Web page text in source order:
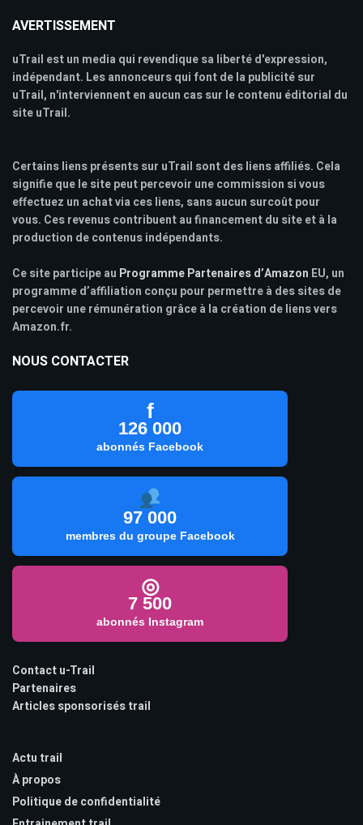
AVERTISSEMENT
uTrail est un media qui revendique sa liberté d'expression,
indépendant. Les annonceurs qui font de la publicité sur
uTrail, n'interviennent en aucun cas sur le contenu éditorial du
site uTrail.
Certains liens présents sur uTrail sont des liens affiliés. Cela
signifie que le site peut percevoir une commission si vous
effectuez un achat via ces liens, sans aucun surcoût pour
vous. Ces revenus contribuent au financement du site et à la
production de contenus indépendants.
Ce site participe au Programme Partenaires d’Amazon EU, un
programme d’affiliation conçu pour permettre à des sites de
percevoir une rémunération grâce à la création de liens vers
Amazon.fr.
NOUS CONTACTER
f
126 000
abonnés Facebook
97 000
membres du groupe Facebook
◎
7 500
abonnés Instagram
Contact u-Trail
Partenaires
Articles sponsorisés trail
Actu trail
À propos
Politique de confidentialité